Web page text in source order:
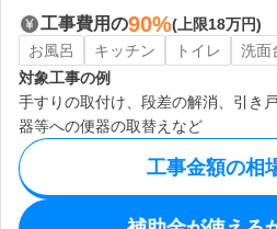
工事費用の90%(上限18万円)
お風呂
キッチン トイレ 洗面
対象工事の例
手すりの取付け、段差の解消、引き
器等への便器の取替えなど
工事金額の相